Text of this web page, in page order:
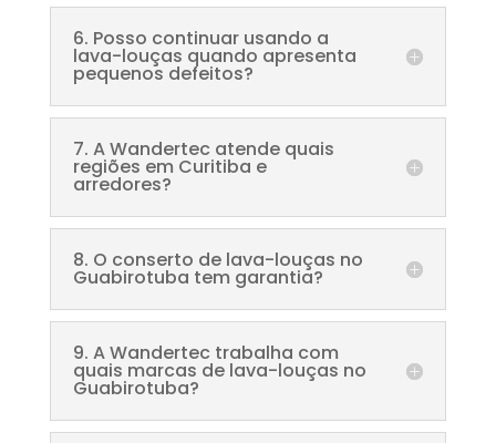
6. Posso continuar usando a
lava-louças quando apresenta
pequenos defeitos?
7. A Wandertec atende quais
regiões em Curitiba e
arredores?
8. O conserto de lava-louças no
Guabirotuba tem garantia?
9. A Wandertec trabalha com
quais marcas de lava-louças no
Guabirotuba?